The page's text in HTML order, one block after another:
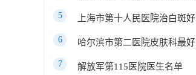
5
6
7 解放军第115医院医生名单